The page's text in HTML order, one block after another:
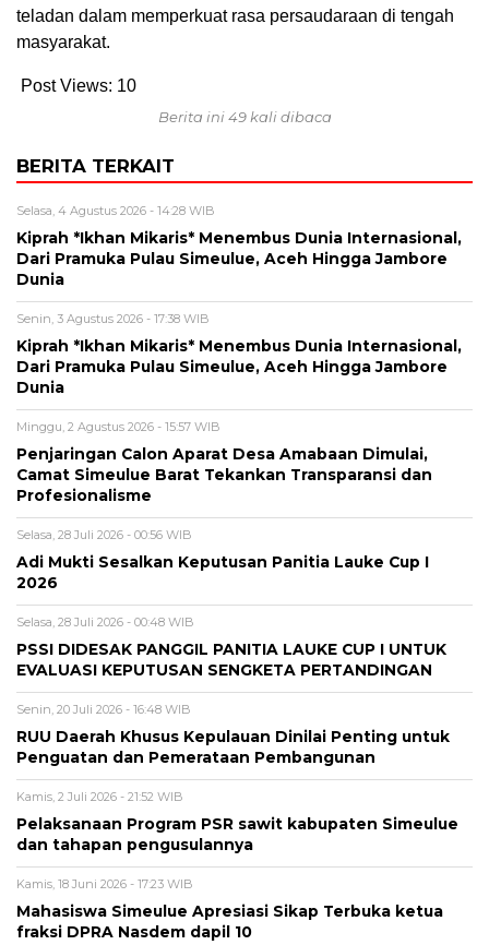
teladan dalam memperkuat rasa persaudaraan di tengah
masyarakat.
Post Views: 10
Berita ini 49 kali dibaca
BERITA TERKAIT
Selasa, 4 Agustus 2026 - 14:28 WIB
Kiprah *Ikhan Mikaris* Menembus Dunia Internasional,
Dari Pramuka Pulau Simeulue, Aceh Hingga Jambore
Dunia
Senin, 3 Agustus 2026 - 17:38 WIB
Kiprah *Ikhan Mikaris* Menembus Dunia Internasional,
Dari Pramuka Pulau Simeulue, Aceh Hingga Jambore
Dunia
Minggu, 2 Agustus 2026 - 15:57 WIB
Penjaringan Calon Aparat Desa Amabaan Dimulai,
Camat Simeulue Barat Tekankan Transparansi dan
Profesionalisme
Selasa, 28 Juli 2026 - 00:56 WIB
Adi Mukti Sesalkan Keputusan Panitia Lauke Cup I
2026
Selasa, 28 Juli 2026 - 00:48 WIB
PSSI DIDESAK PANGGIL PANITIA LAUKE CUP I UNTUK
EVALUASI KEPUTUSAN SENGKETA PERTANDINGAN
Senin, 20 Juli 2026 - 16:48 WIB
RUU Daerah Khusus Kepulauan Dinilai Penting untuk
Penguatan dan Pemerataan Pembangunan
Kamis, 2 Juli 2026 - 21:52 WIB
Pelaksanaan Program PSR sawit kabupaten Simeulue
dan tahapan pengusulannya
Kamis, 18 Juni 2026 - 17:23 WIB
Mahasiswa Simeulue Apresiasi Sikap Terbuka ketua
fraksi DPRA Nasdem dapil 10